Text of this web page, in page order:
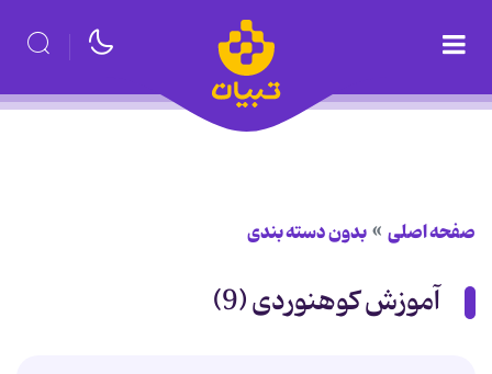
صفحه اصلی بدون دسته بندی
آموزش کوهنوردی (9)